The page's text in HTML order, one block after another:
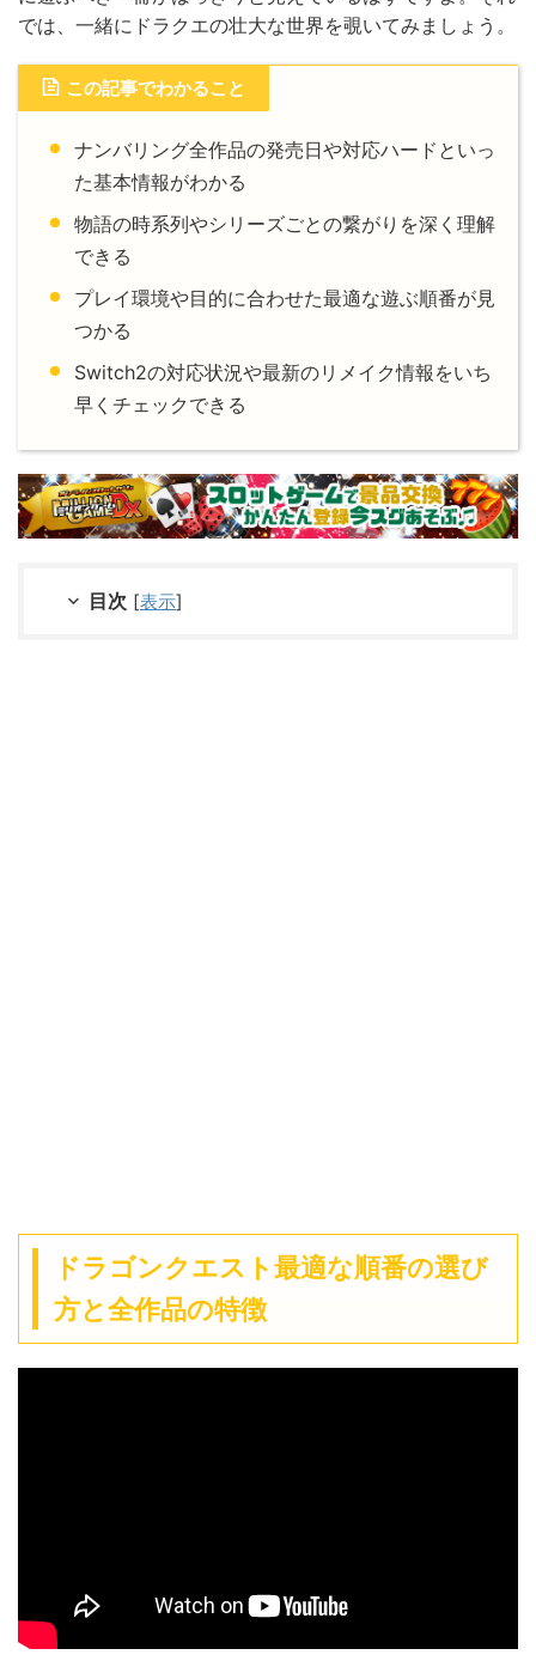
では、一緒にドラクエの壮大な世界を覗いてみましょう。
この記事でわかること
ナンバリング全作品の発売日や対応ハードといっ
た基本情報がわかる
物語の時系列やシリーズごとの繋がりを深く理解
できる
プレイ環境や目的に合わせた最適な遊ぶ順番が見
つかる
Switch2の対応状況や最新のリメイク情報をいち
早くチェックできる
目次 [表示]
ドラゴンクエスト最適な順番の選び
方と全作品の特徴